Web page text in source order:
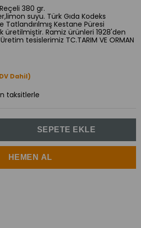
380 gr.
suyu. Türk Gıda Kodeks
Kestane Püresi
üretilmiştir. Ramiz ürünleri 1928'den
tesislerimiz TC.TARIM VE ORMAN
Dahil)
taksitlerle